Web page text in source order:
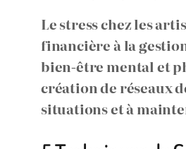
Le stress chez les
financière à la
bien-être mental et
création de réseaux
situations et à